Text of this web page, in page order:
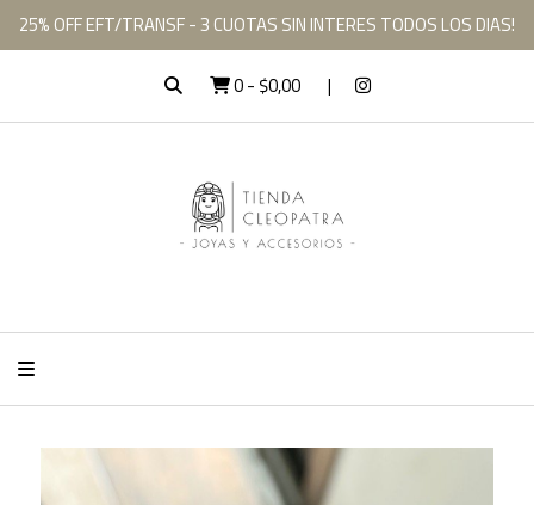
25% OFF EFT/TRANSF - 3 CUOTAS SIN INTERES TODOS LOS DIAS!
0-$0,00